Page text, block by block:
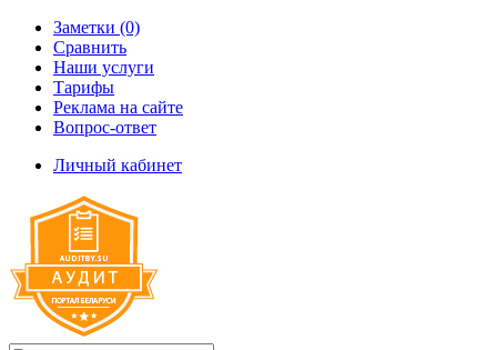
Заметки (0)
Сравнить
Наши услуги
Тарифы
Реклама на сайте
Вопрос-ответ
Личный кабинет